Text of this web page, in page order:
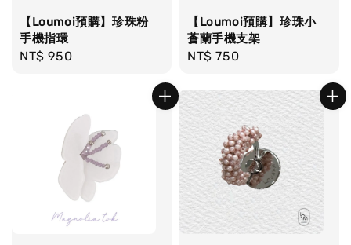
【Loumoi預購】珍珠粉
手機指環
Regular
NT$ 950
【Loumoi預購】珍珠小
蒼蘭手機支架
Regular
NT$ 750